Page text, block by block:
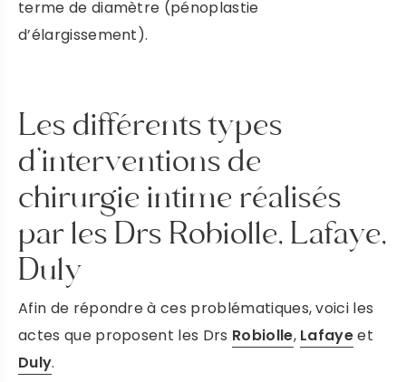
terme de diamètre (pénoplastie
d’élargissement).
Les différents types
d’interventions de
chirurgie intime réalisés
par les Drs Robiolle, Lafaye,
Duly
Afin de répondre à ces problématiques, voici les
actes que proposent les Drs Robiolle, Lafayeet
Duly.
Prendre rendez-vous
PRENDRE RENDEZ-VOUS
DR DULY
PRENDRE RENDEZ VOUS
DR LAFAYE